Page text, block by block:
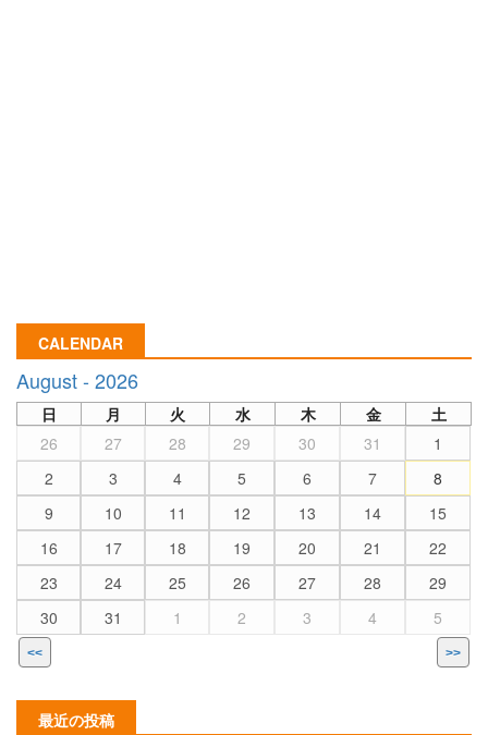
CALENDAR
August - 2026
日 月 火 水 木 金
土
26
27 28 29 30 31
1
2
3 4 5 6 7
8
9
10 11 12 13 14
15
16
17 18 19 20 21
22
23
24 25 26 27 28
29
30
31 1 2 3 4 5
<< >>
最近の投稿